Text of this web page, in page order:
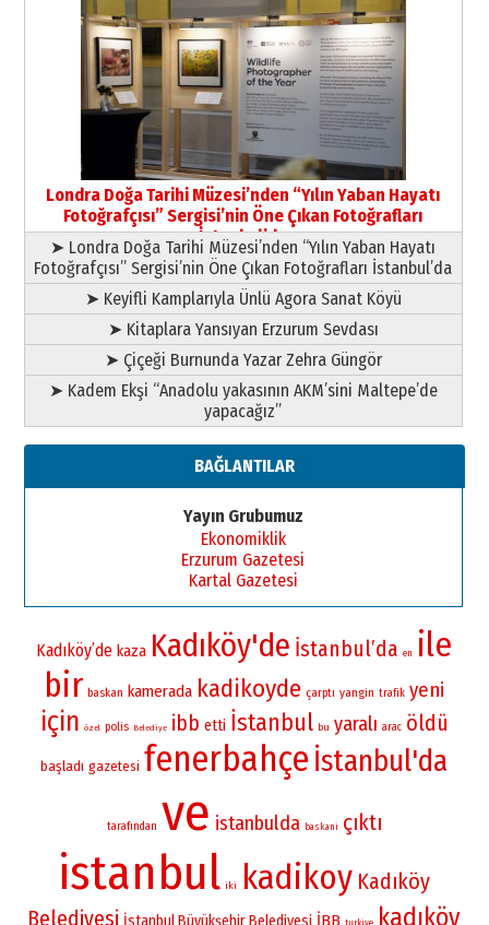
Yıldırım Gündoğdu
HAVVA’NIN ÜÇ KIZI
09 Temmuz 2026 Perşembe
Yusuf POLAT
Şampiyonluk Sebahattin Şirin’e
yazar
11 Mayıs 2026 Pazartesi
Londra Doğa Tarihi Müzesi’nden “Yılın Yaban Hayatı
Fotoğrafçısı” Sergisi’nin Öne Çıkan Fotoğrafları
İstanbul’da
➤ Londra Doğa Tarihi Müzesi’nden “Yılın Yaban Hayatı
Fotoğrafçısı” Sergisi’nin Öne Çıkan Fotoğrafları İstanbul’da
➤ Keyifli Kamplarıyla Ünlü Agora Sanat Köyü
➤ Kitaplara Yansıyan Erzurum Sevdası
➤ Çiçeği Burnunda Yazar Zehra Güngör
➤ Kadem Ekşi “Anadolu yakasının AKM’sini Maltepe’de
yapacağız”
BAĞLANTILAR
Yayın Grubumuz
Ekonomiklik
Erzurum Gazetesi
Kartal Gazetesi
Kadıköy’de kaza Kadıköy'de İstanbul’da en
ile
bir baskan kamerada kadikoyde çarptı yangin trafik yeni
için özel polis Belediye ibb etti İstanbul bu yaralı arac öldü
başladı gazetesi fenerbahçe İstanbul'da
tarafından ve istanbulda baskani çıktı
istanbul iki kadikoy Kadıköy
Belediyesi İstanbul Büyükşehir Belediyesi İBB turkiye kadıköy